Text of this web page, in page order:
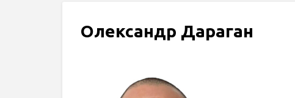
Олександр Дараган